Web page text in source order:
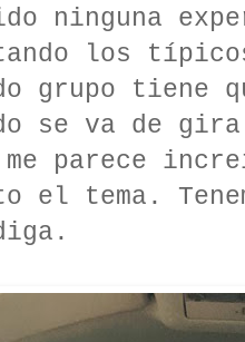
ninguna
los
grupo tiene
se va de
me parece
el tema.